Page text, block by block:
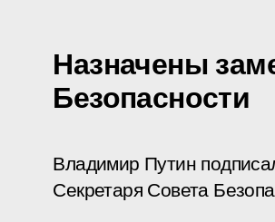
Назначены
Безопасности
Владимир Путин
Секретаря Совета